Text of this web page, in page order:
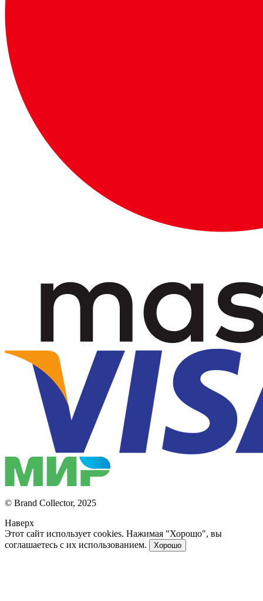
© Brand Collector, 2025
Наверх
Этот сайт использует cookies. Нажимая "Хорошо", вы
соглашаетесь с их использованием.
Хорошо